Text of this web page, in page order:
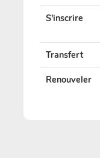
S'inscrire
Transfert
Renouveler